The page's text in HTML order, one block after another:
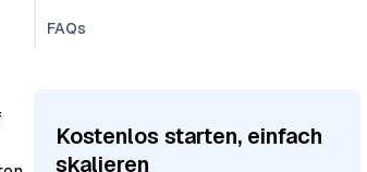
FAQs
Kostenlos starten, einfach
skalieren